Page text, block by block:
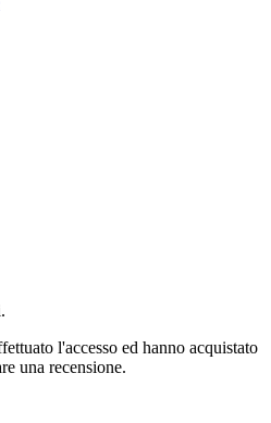
l'accesso ed hanno acquistato
una recensione.